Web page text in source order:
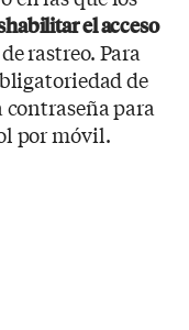
el acceso
rastreo. Para
de
contraseña para
por móvil.